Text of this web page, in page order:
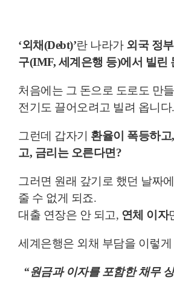
‘외채(Debt)’란 나라가 외국 정
구(IMF, 세계은행 등)에서 빌린
처음에는 그 돈으로 도로도 만
전기도 끌어오려고 빌려 옵니
그런데 갑자기 환율이 폭등하
고, 금리는 오른다면?
그러면 원래 갚기로 했던 날짜
줄 수 없게 되죠.
대출 연장은 안 되고, 연체 이자
세계은행은 외채 부담을 이렇
“원금과 이자를 포함한 채무